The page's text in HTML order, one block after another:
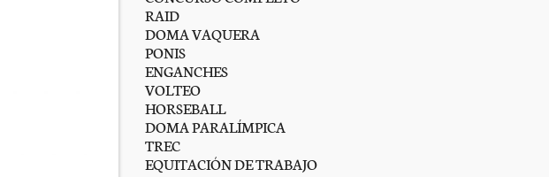
RAID
DOMA VAQUERA
PONIS
ENGANCHES
VOLTEO
HORSEBALL
DOMA PARALÍMPICA
TREC
EQUITACIÓN DE TRABAJO